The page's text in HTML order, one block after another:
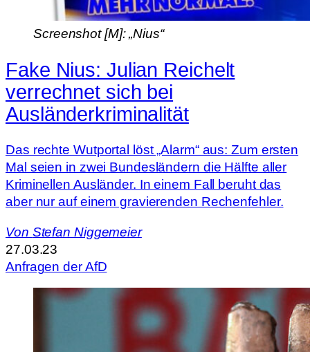
Screenshot [M]: „Nius“
Fake Nius: Julian Reichelt
verrechnet sich bei
Ausländerkriminalität
Das rechte Wutportal löst „Alarm“ aus: Zum ersten
Mal seien in zwei Bundesländern die Hälfte aller
Kriminellen Ausländer. In einem Fall beruht das
aber nur auf einem gravierenden Rechenfehler.
Von Stefan Niggemeier
27.03.23
Anfragen der AfD